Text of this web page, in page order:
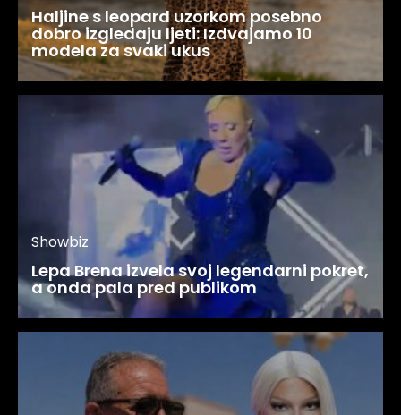
Haljine s leopard uzorkom posebno
dobro izgledaju ljeti: Izdvajamo 10
modela za svaki ukus
Showbiz
Lepa Brena izvela svoj legendarni pokret,
a onda pala pred publikom